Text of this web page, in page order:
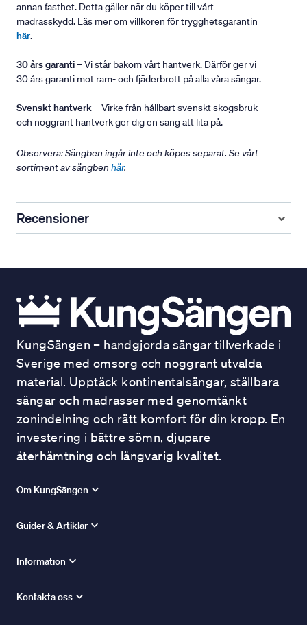
annan fasthet. Detta gäller när du köper till vårt
madrasskydd. Läs mer om villkoren för trygghetsgarantin
här.
30 års garanti– Vi står bakom vårt hantverk. Därför ger vi
30 års garanti mot ram- och fjäderbrott på alla våra sängar.
Svenskt hantverk– Virke från hållbart svenskt skogsbruk
och noggrant hantverk ger dig en säng att lita på.
Observera: Sängben ingår inte och köpes separat. Se vårt
sortiment av sängben här.
Recensioner
KungSängen – handgjorda sängar tillverkade i
Sverige med omsorg och noggrant utvalda
material. Upptäck kontinentalsängar, ställbara
sängar och madrasser med genomtänkt
zonindelning och rätt komfort för din kropp. En
investering i bättre sömn, djupare
återhämtning och långvarig kvalitet.
Om KungSängen
Guider & Artiklar
Information
Kontakta oss